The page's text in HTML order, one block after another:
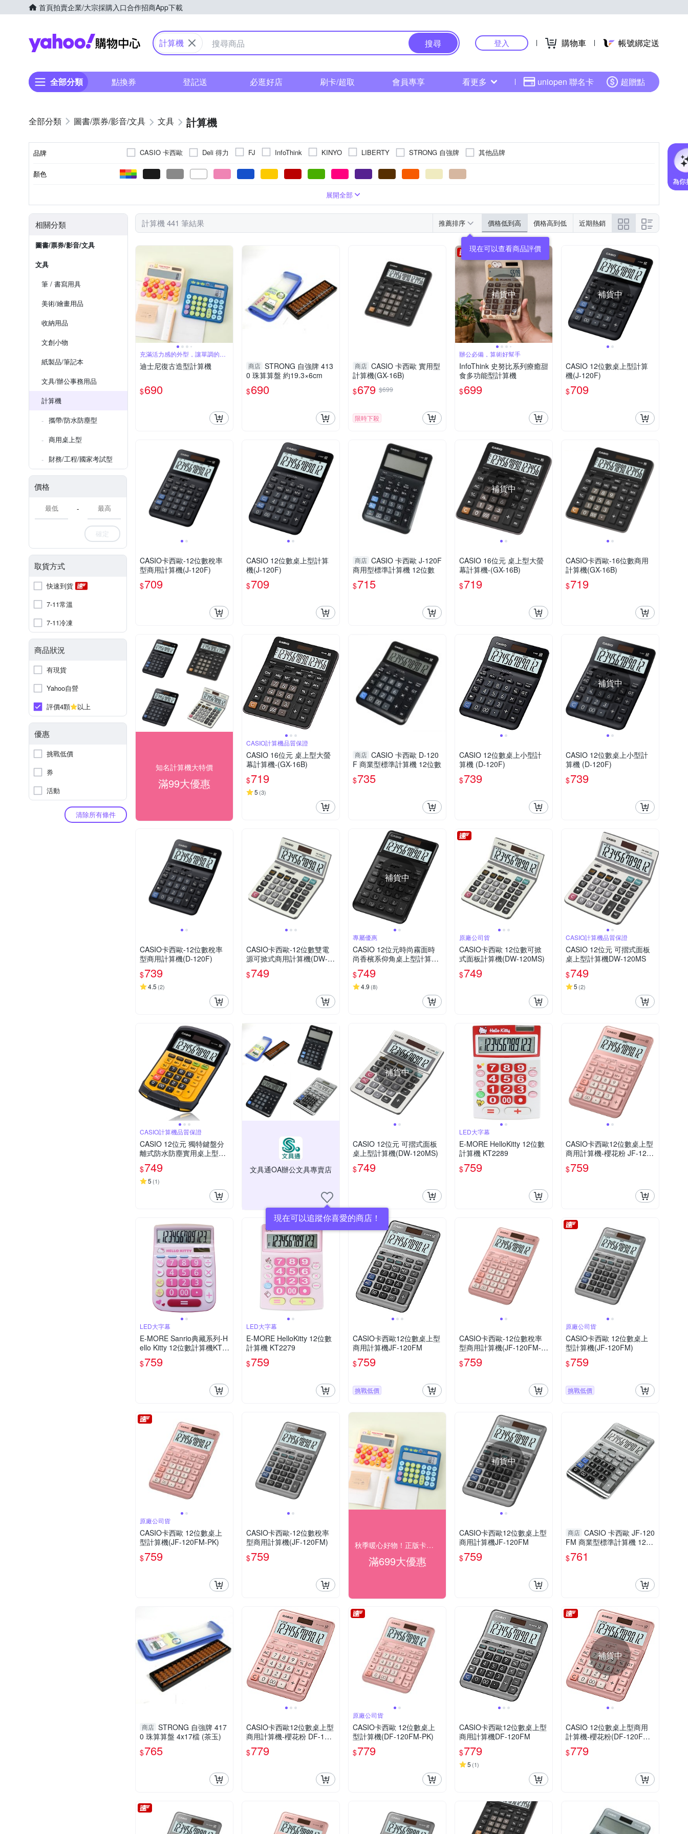
首頁拍賣企業/大宗採購入口合作招商App下載
Yahoo購物中心
計算機 搜尋 登入 購物車 帳號綁定送
全部分類 點換券 登記送 必逛好店 刷卡/超取 會員專享 看更多 uniopen 聯名卡 超贈點
圖書/票券/影音/文具 文具 計算機
品牌 CASIO 卡西歐 Deli 得力 FJ InfoThink KINYO LIBERTY STRONG 自強牌 其他品牌
顏色
展開全部
相關分類
圖書/票券/影音/文具
文具
筆 / 書寫用具
美術/繪畫用品
收納用品
文創小物
紙製品/筆記本
文具/辦公事務用品
計算機
攜帶/防水防塵型
商用桌上型
財務/工程/國家考試型
價格
-
確定
取貨方式
快速到貨
7-11常溫
7-11冷凍
商品狀況
有現貨
Yahoo自營
評價4顆
以上
優惠
挑戰低價
券
活動
清除所有條件
計算機 441 筆結果 推薦排序 價格低到高 價格高到低 近期熱銷
充滿活力感的外型，讓單調的計
算機有了色彩
迪士尼復古造型計算機
$690
商店 STRONG 自強牌 413
0 珠算算盤 約19.3×6cm
$690
商店 CASIO 卡西歐 實用型
計算機(GX-16B)
$679 $699
限時下殺
補貨中
辦公必備，算術好幫手
InfoThink 史努比系列療癒甜
食多功能型計算機
$699
補貨中
CASIO 12位數桌上型計算
機(J-120F)
$709
CASIO卡西歐-12位數稅率
型商用計算機(J-120F)
$709
CASIO 12位數桌上型計算
機(J-120F)
$709
商店 CASIO 卡西歐 J-120F
商用型標準計算機 12位數
$715
補貨中
CASIO 16位元 桌上型大螢
幕計算機-(GX-16B)
$719
CASIO卡西歐-16位數商用
計算機(GX-16B)
$719
知名計算機大特價
滿99大優惠
CASIO計算機品質保證
CASIO 16位元 桌上型大螢
幕計算機-(GX-16B)
$719
5 (3)
商店 CASIO 卡西歐 D-120
F 商業型標準計算機 12位數
$735
CASIO 12位數桌上小型計
算機 (D-120F)
$739
補貨中
CASIO 12位數桌上小型計
算機 (D-120F)
$739
CASIO卡西歐-12位數稅率
型商用計算機(D-120F)
$739
4.5 (2)
CASIO卡西歐-12位數雙電
源可掀式商用計算機(DW-1
20MS)
$749
補貨中
專屬優惠
CASIO 12位元時尚霧面時
尚香檳系仰角桌上型計算機
(JW-200SC系列)-共7色
$749
4.9 (8)
原廠公司貨
CASIO卡西歐 12位數可掀
式面板計算機(DW-120MS)
$749
CASIO計算機品質保證
CASIO 12位元 可摺式面板
桌上型計算機DW-120MS
$749
5 (2)
CASIO計算機品質保證
CASIO 12位元 獨特鍵盤分
離式防水防塵實用桌上型計
算機WM-320MT-大黃蜂潮
流配
$749
5 (1)
文具通OA辦公文具專賣店
現在可以追蹤你喜愛的商店！
補貨中
CASIO 12位元 可摺式面板
桌上型計算機(DW-120MS)
$749
LED大字幕
E-MORE HelloKitty 12位數
計算機 KT2289
$759
CASIO卡西歐12位數桌上型
商用計算機-櫻花粉 JF-120
FM-PK
$759
LED大字幕
E-MORE Sanrio典藏系列-H
ello Kitty 12位數計算機KT-9
00
$759
LED大字幕
E-MORE HelloKitty 12位數
計算機 KT2279
$759
CASIO卡西歐12位數桌上型
商用計算機JF-120FM
$759
挑戰低價
CASIO卡西歐-12位數稅率
型商用計算機(JF-120FM-P
K)粉色
$759
原廠公司貨
CASIO卡西歐 12位數桌上
型計算機(JF-120FM)
$759
挑戰低價
原廠公司貨
CASIO卡西歐 12位數桌上
型計算機(JF-120FM-PK)
$759
CASIO卡西歐-12位數稅率
型商用計算機(JF-120FM)
$759
秋季暖心好物！正版卡通療癒夯貨89折起
滿699大優惠
補貨中
CASIO卡西歐12位數桌上型
商用計算機JF-120FM
$759
商店 CASIO 卡西歐 JF-120
FM 商業型標準計算機 12位
數
$761
商店 STRONG 自強牌 417
0 珠算算盤 4x17檔 (茶玉)
$765
CASIO卡西歐12位數桌上型
商用計算機-櫻花粉 DF-120
FM-PK
$779
原廠公司貨
CASIO卡西歐 12位數桌上
型計算機(DF-120FM-PK)
$779
CASIO卡西歐12位數桌上型
商用計算機DF-120FM
$779
5 (1)
補貨中
CASIO 12位數桌上型商用
計算機-櫻花粉(DF-120FM-
PK)
$779